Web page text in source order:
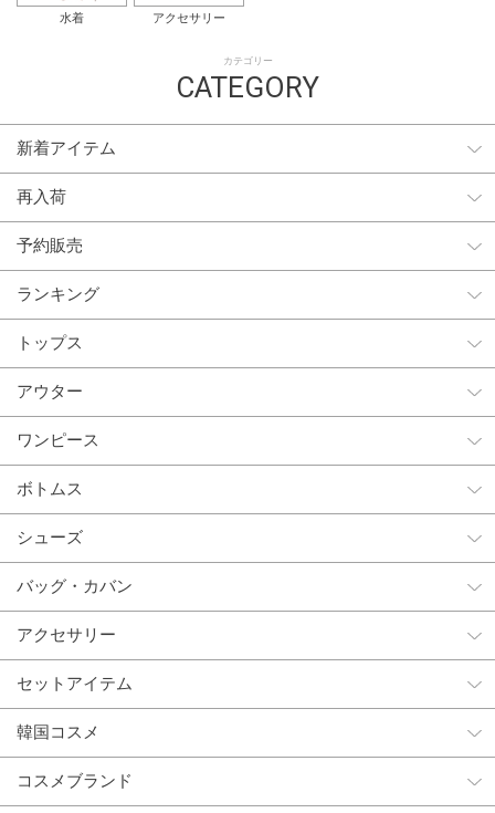
水着 アクセサリー
カテゴリー
CATEGORY
新着アイテム
再入荷
予約販売
ランキング
トップス
アウター
ワンピース
ボトムス
シューズ
バッグ・カバン
アクセサリー
セットアイテム
韓国コスメ
コスメブランド